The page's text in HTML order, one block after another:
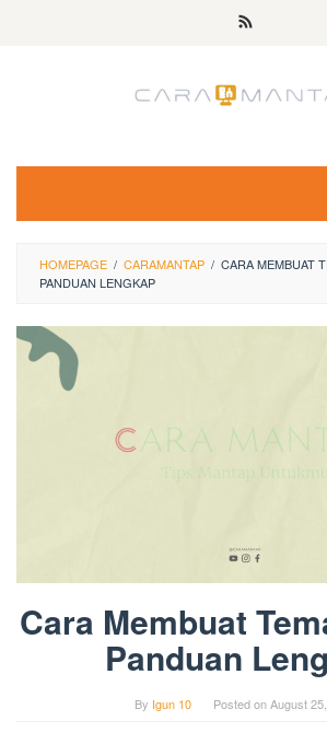
HOMEPAGE / CARAMANTAP / CARA MEMBUAT
PANDUAN LENGKAP
Cara Membuat
Panduan
By Igun 10 Posted onAugust